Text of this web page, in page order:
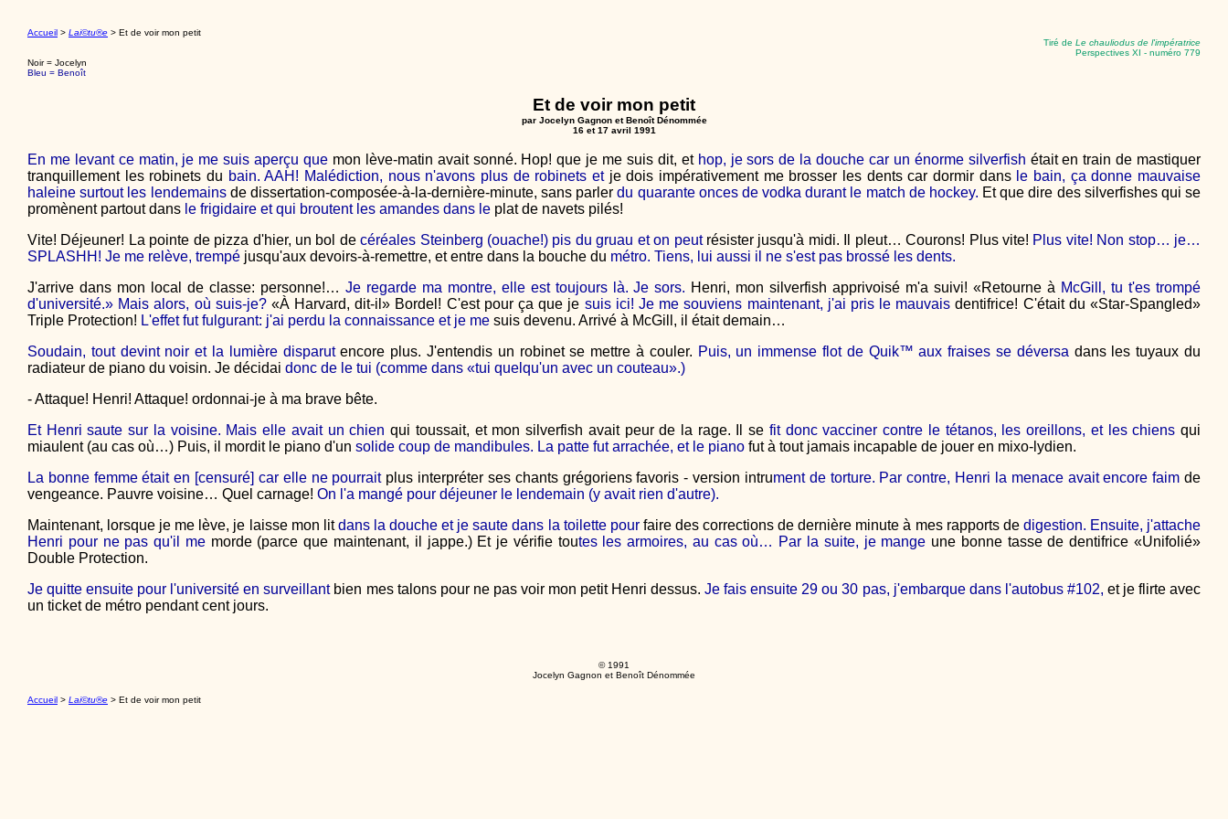
Accueil > Lai©tu®e > Et de voir mon petit
Tiré de Le chauliodus de l'impératrice
Perspectives XI - numéro 779
Noir = Jocelyn
Bleu = Benoît
Et de voir mon petit
par Jocelyn Gagnon et Benoît Dénommée
16 et 17 avril 1991
En me levant ce matin, je me suis aperçu que mon lève-matin avait sonné. Hop! que je me suis dit, et hop, je sors de la douche car un énorme silverfish était en train de mastiquer
tranquillement les robinets du bain. AAH! Malédiction, nous n'avons plus de robinets et je dois impérativement me brosser les dents car dormir dans le bain, ça donne mauvaise
haleine surtout les lendemains de dissertation-composée-à-la-dernière-minute, sans parler du quarante onces de vodka durant le match de hockey. Et que dire des silverfishes qui se
promènent partout dans le frigidaire et qui broutent les amandes dans le plat de navets pilés!
Vite! Déjeuner! La pointe de pizza d'hier, un bol de céréales Steinberg (ouache!) pis du gruau et on peut résister jusqu'à midi. Il pleut… Courons! Plus vite! Plus vite! Non stop… je…
SPLASHH! Je me relève, trempé jusqu'aux devoirs-à-remettre, et entre dans la bouche du métro. Tiens, lui aussi il ne s'est pas brossé les dents.
J'arrive dans mon local de classe: personne!… Je regarde ma montre, elle est toujours là. Je sors. Henri, mon silverfish apprivoisé m'a suivi! «Retourne à McGill, tu t'es trompé
d'université.» Mais alors, où suis-je? «À Harvard, dit-il» Bordel! C'est pour ça que je suis ici! Je me souviens maintenant, j'ai pris le mauvais dentifrice! C'était du «Star-Spangled»
Triple Protection! L'effet fut fulgurant: j'ai perdu la connaissance et je me suis devenu. Arrivé à McGill, il était demain…
Soudain, tout devint noir et la lumière disparut encore plus. J'entendis un robinet se mettre à couler. Puis, un immense flot de Quik™ aux fraises se déversa dans les tuyaux du
radiateur de piano du voisin. Je décidai donc de le tui (comme dans «tui quelqu'un avec un couteau».)
- Attaque! Henri! Attaque! ordonnai-je à ma brave bête.
Et Henri saute sur la voisine. Mais elle avait un chien qui toussait, et mon silverfish avait peur de la rage. Il se fit donc vacciner contre le tétanos, les oreillons, et les chiens qui
miaulent (au cas où…) Puis, il mordit le piano d'un solide coup de mandibules. La patte fut arrachée, et le piano fut à tout jamais incapable de jouer en mixo-lydien.
La bonne femme était en [censuré] car elle ne pourrait plus interpréter ses chants grégoriens favoris - version intrument de torture. Par contre, Henri la menace avait encore faim de
vengeance. Pauvre voisine… Quel carnage! On l'a mangé pour déjeuner le lendemain (y avait rien d'autre).
Maintenant, lorsque je me lève, je laisse mon lit dans la douche et je saute dans la toilette pour faire des corrections de dernière minute à mes rapports de digestion. Ensuite, j'attache
Henri pour ne pas qu'il me morde (parce que maintenant, il jappe.) Et je vérifie toutes les armoires, au cas où… Par la suite, je mange une bonne tasse de dentifrice «Unifolié»
Double Protection.
Je quitte ensuite pour l'université en surveillant bien mes talons pour ne pas voir mon petit Henri dessus. Je fais ensuite 29 ou 30 pas, j'embarque dans l'autobus #102, et je flirte avec
un ticket de métro pendant cent jours.
© 1991
Jocelyn Gagnon et Benoît Dénommée
Accueil > Lai©tu®e > Et de voir mon petit